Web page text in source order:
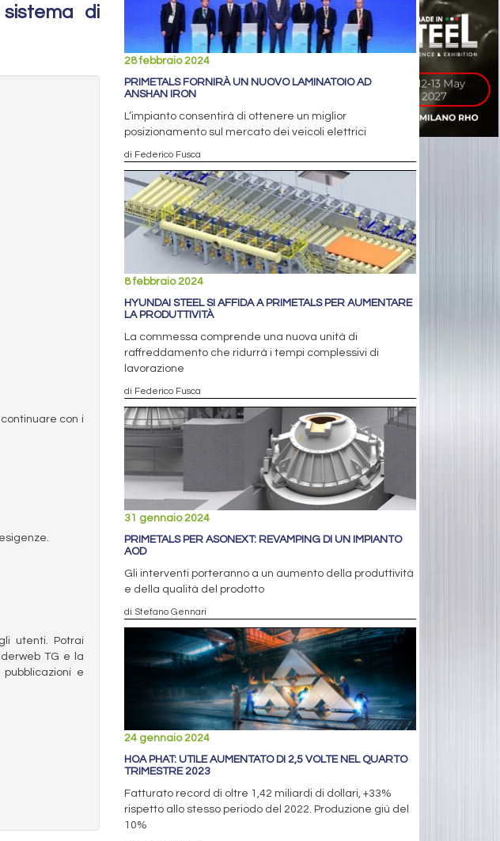
di
con i
utenti. Potrai
TG e la
e
28 febbraio 2024
PRIMETALS FORNIRÀ UN NUOVO LAMINATOIO AD
ANSHAN IRON
L’impianto consentirà di ottenere un miglior
posizionamento sul mercato dei veicoli elettrici
di Federico Fusca
8 febbraio 2024
HYUNDAI STEEL SI AFFIDA A PRIMETALS PER AUMENTARE
LA PRODUTTIVITÀ
La commessa comprende una nuova unità di
raffreddamento che ridurrà i tempi complessivi di
lavorazione
di Federico Fusca
31 gennaio 2024
PRIMETALS PER ASONEXT: REVAMPING DI UN IMPIANTO
AOD
Gli interventi porteranno a un aumento della produttività
e della qualità del prodotto
di Stefano Gennari
24 gennaio 2024
HOA PHAT: UTILE AUMENTATO DI 2,5 VOLTE NEL QUARTO
TRIMESTRE 2023
Fatturato record di oltre 1,42 miliardi di dollari, +33%
rispetto allo stesso periodo del 2022. Produzione giù del
10%